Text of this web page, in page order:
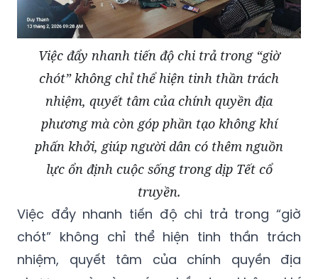
Việc đẩy nhanh tiến độ chi trả trong “giờ
chót” không chỉ thể hiện tinh thần trách
nhiệm, quyết tâm của chính quyền địa
phương mà còn góp phần tạo không khí
phấn khởi, giúp người dân có thêm nguồn
lực ổn định cuộc sống trong dịp Tết cổ
truyền.
Việc đẩy nhanh tiến độ chi trả trong “giờ
chót” không chỉ thể hiện tinh thần trách
nhiệm, quyết tâm của chính quyền địa